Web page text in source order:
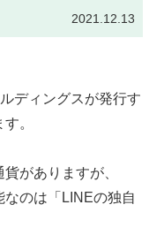
2021.12.13
ディングスが発行す
。
がありますが、
のは「LINEの独自